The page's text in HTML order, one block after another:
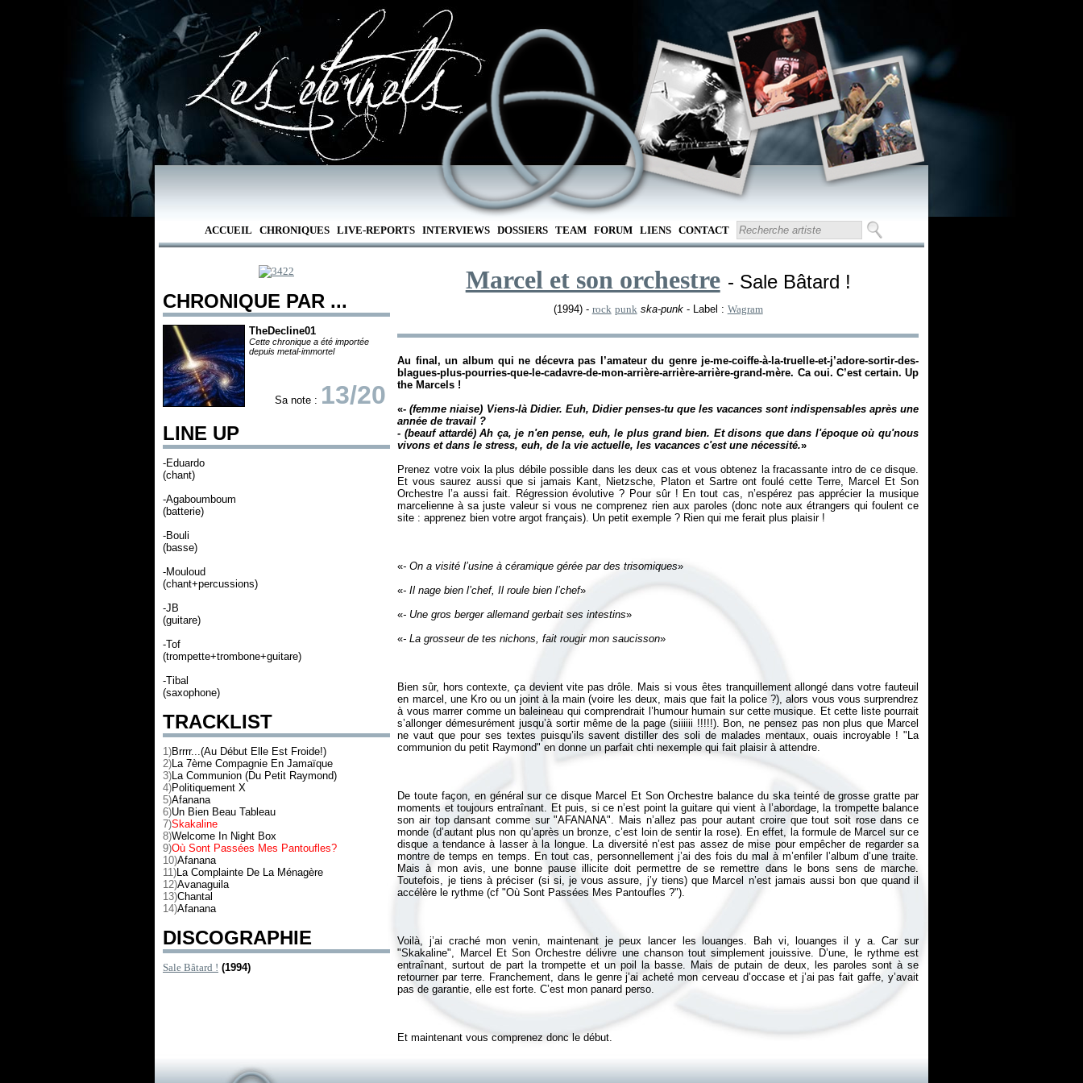
ACCUEIL CHRONIQUES LIVE-REPORTS INTERVIEWS DOSSIERS TEAM FORUM LIENS CONTACT
CHRONIQUE PAR ...
TheDecline01
Cette chronique a été importée
depuis metal-immortel
Sa note : 13/20
LINE UP
-Eduardo
(chant)
-Agaboumboum
(batterie)
-Bouli
(basse)
-Mouloud
(chant+percussions)
-JB
(guitare)
-Tof
(trompette+trombone+guitare)
-Tibal
(saxophone)
TRACKLIST
1)Brrrr...(Au Début Elle Est Froide!)
2)La 7ème Compagnie En Jamaïque
3)La Communion (Du Petit Raymond)
4)Politiquement X
5)Afanana
6)Un Bien Beau Tableau
7)Skakaline
8)Welcome In Night Box
9)Où Sont Passées Mes Pantoufles?
10)Afanana
11)La Complainte De La Ménagère
12)Avanaguila
13)Chantal
14)Afanana
DISCOGRAPHIE
Sale Bâtard ! (1994)
Marcel et son orchestre - Sale Bâtard !
(1994) - rock punk ska-punk- Label : Wagram
Au final, un album qui ne décevra pas l’amateur du genre je-me-coiffe-à-la-truelle-et-j’adore-sortir-des-
blagues-plus-pourries-que-le-cadavre-de-mon-arrière-arrière-arrière-grand-mère. Ca oui. C’est certain. Up
the Marcels !
«- (femme niaise) Viens-là Didier. Euh, Didier penses-tu que les vacances sont indispensables après une
année de travail ?
- (beauf attardé) Ah ça, je n'en pense, euh, le plus grand bien. Et disons que dans l'époque où qu'nous
vivons et dans le stress, euh, de la vie actuelle, les vacances c'est une nécessité.»
Prenez votre voix la plus débile possible dans les deux cas et vous obtenez la fracassante intro de ce disque.
Et vous saurez aussi que si jamais Kant, Nietzsche, Platon et Sartre ont foulé cette Terre, Marcel Et Son
Orchestre l’a aussi fait. Régression évolutive ? Pour sûr ! En tout cas, n’espérez pas apprécier la musique
marcelienne à sa juste valeur si vous ne comprenez rien aux paroles (donc note aux étrangers qui foulent ce
«- On a visité l’usine à céramique gérée par des trisomiques
«- Il nage bien l’chef, Il roule bien l’chef
«- Une gros berger allemand gerbait ses intestins
«- La grosseur de tes nichons, fait rougir mon saucisson
Bien sûr, hors contexte, ça devient vite pas drôle. Mais si vous êtes tranquillement allongé dans votre fauteuil
en marcel, une Kro ou un joint à la main (voire les deux, mais que fait la police ?), alors vous vous surprendrez
à vous marrer comme un baleineau qui comprendrait l’humour humain sur cette musique. Et cette liste pourrait
s’allonger démesurément jusqu’à sortir même de la page (siiiiii !!!!!). Bon, ne pensez pas non plus que Marcel
ne vaut que pour ses textes puisqu’ils savent distiller des soli de malades mentaux, ouais incroyable ! "La
De toute façon, en général sur ce disque Marcel Et Son Orchestre balance du ska teinté de grosse gratte par
moments et toujours entraînant. Et puis, si ce n’est point la guitare qui vient à l’abordage, la trompette balance
son air top dansant comme sur "AFANANA". Mais n’allez pas pour autant croire que tout soit rose dans ce
monde (d’autant plus non qu’après un bronze, c’est loin de sentir la rose). En effet, la formule de Marcel sur ce
disque a tendance à lasser à la longue. La diversité n’est pas assez de mise pour empêcher de regarder sa
montre de temps en temps. En tout cas, personnellement j’ai des fois du mal à m’enfiler l’album d’une traite.
Mais à mon avis, une bonne pause illicite doit permettre de se remettre dans le bons sens de marche.
Toutefois, je tiens à préciser (si si, je vous assure, j’y tiens) que Marcel n’est jamais aussi bon que quand il
Voilà, j’ai craché mon venin, maintenant je peux lancer les louanges. Bah vi, louanges il y a. Car sur
"Skakaline", Marcel Et Son Orchestre délivre une chanson tout simplement jouissive. D’une, le rythme est
entraînant, surtout de part la trompette et un poil la basse. Mais de putain de deux, les paroles sont à se
retourner par terre. Franchement, dans le genre j’ai acheté mon cerveau d’occase et j’ai pas fait gaffe, y’avait
Et maintenant vous comprenez donc le début.